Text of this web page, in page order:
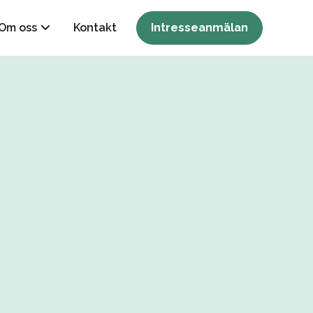
oss Kontakt Intresseanmälan